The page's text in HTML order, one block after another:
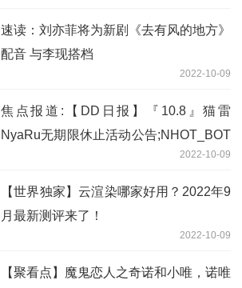
速读：刘亦菲将为新剧《去有风的地方》
配音 与李现搭档
2022-10-09
焦点报道:【DD日报】『10.8』猫雷
NyaRu无期限休止活动公告;NHOT_BOT
2022-10-09
【世界独家】云渲染哪家好用？2022年9
月最新测评来了！
2022-10-09
【聚看点】魔鬼恋人之奇诺和小唯，诺唯